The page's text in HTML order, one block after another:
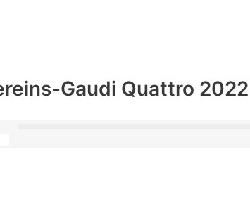
Gaudi Quattro 2022